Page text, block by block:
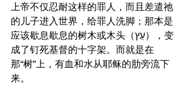
上帝不仅忍耐这样的罪人，而且差遣祂
的儿子进入世界，给罪人洗脚；那本是
应该歇息歇息的树木或木头（עֵץ），变
成了钉死基督的十字架。而就是在
那“树”上，有血和水从耶稣的肋旁流下
来。